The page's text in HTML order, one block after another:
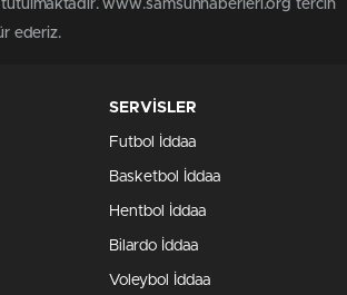
tutulmaktadır. www.samsunhaberleri.org tercih
ederiz.
SERVİSLER
Futbol İddaa
Basketbol İddaa
Hentbol İddaa
Bilardo İddaa
Voleybol İddaa